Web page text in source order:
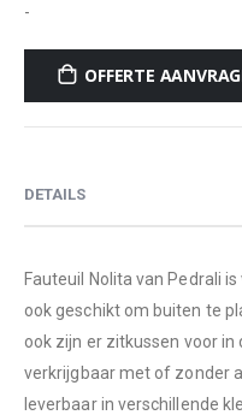
-
OFFERTE
DETAILS
Fauteuil Nolita van Pedrali
ook geschikt om buiten te
ook zijn er zitkussen voor in
verkrijgbaar met of zonder
leverbaar in verschillende